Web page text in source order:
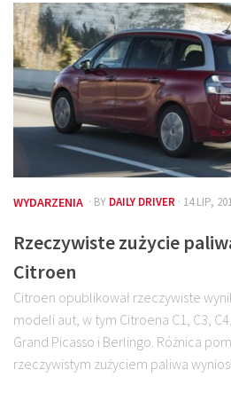
WYDARZENIA · BY DAILY DRIVER · 14 LIP,
Rzeczywiste zużycie
Citroen
Citroen opublikował rzeczywiste
modeli aut, w tym Citroena C1, C3,
Grand Picasso i Berlingo. Różnica
rzeczywistym zużyciem paliwa